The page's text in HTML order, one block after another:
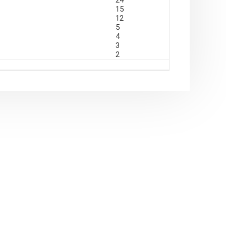
15
12
5
4
3
2
boru delinmelidir.
noktasının dış boru tutucu üzerindeki açık